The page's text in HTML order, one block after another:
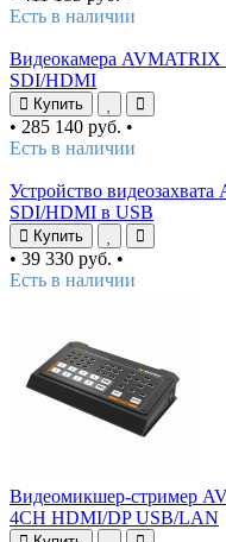
Есть в наличии
Видеокамера
SDI/HDMI
Купить
• 285 140 руб. •
Есть в наличии
Устройство
SDI/HDMI в USB
Купить
• 39 330 руб. •
Есть в наличии
Видеомикшер-стример
4CH HDMI/DP USB/LAN